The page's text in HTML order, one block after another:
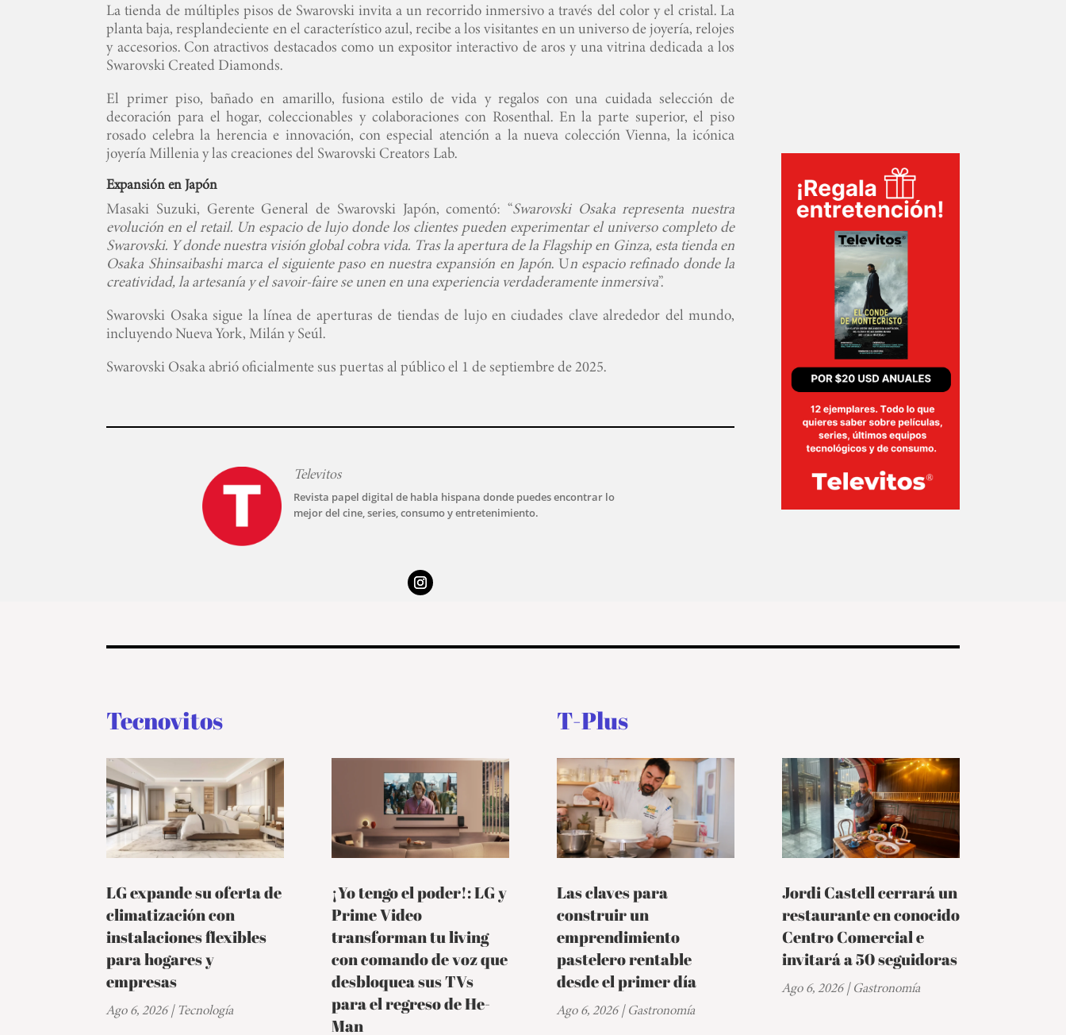
La tienda de múltiples pisos de Swarovski invita a un recorrido inmersivo a través del color y el cristal. La
planta baja, resplandeciente en el característico azul, recibe a los visitantes en un universo de joyería, relojes
y accesorios. Con atractivos destacados como un expositor interactivo de aros y una vitrina dedicada a los
Swarovski Created Diamonds.
El primer piso, bañado en amarillo, fusiona estilo de vida y regalos con una cuidada selección de
decoración para el hogar, coleccionables y colaboraciones con Rosenthal. En la parte superior, el piso
rosado celebra la herencia e innovación, con especial atención a la nueva colección Vienna, la icónica
joyería Millenia y las creaciones del Swarovski Creators Lab.
Expansión en Japón
Masaki Suzuki, Gerente General de Swarovski Japón, comentó: “Swarovski Osaka representa nuestra
evolución en el retail. Un espacio de lujo donde los clientes pueden experimentar el universo completo de
Swarovski. Y donde nuestra visión global cobra vida. Tras la apertura de la Flagship en Ginza, esta tienda en
Osaka Shinsaibashi marca el siguiente paso en nuestra expansión en Japón. Un espacio refinado donde la
creatividad, la artesanía y el savoir-faire se unen en una experiencia verdaderamente inmersiva”.
Swarovski Osaka sigue la línea de aperturas de tiendas de lujo en ciudades clave alrededor del mundo,
incluyendo Nueva York, Milán y Seúl.
Swarovski Osaka abrió oficialmente sus puertas al público el 1 de septiembre de 2025.
Televitos
Revista papel digital de habla hispana donde puedes encontrar lo
mejor del cine, series, consumo y entretenimiento.
Tecnovitos
LG expande su oferta de
climatización con
instalaciones flexibles
para hogares y
empresas
Ago 6, 2026|Tecnología
¡Yo tengo el poder!: LG y
Prime Video
transforman tu living
con comando de voz que
desbloquea sus TVs
para el regreso de He-
Man
T-Plus
Las claves para
construir un
emprendimiento
pastelero rentable
desde el primer día
Ago 6, 2026|Gastronomía
Jordi Castell cerrará un
restaurante en conocido
Centro Comercial e
invitará a 50 seguidoras
Ago 6, 2026|Gastronomía